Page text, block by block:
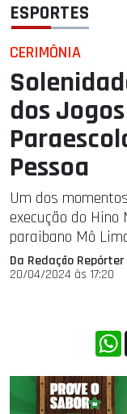
ESPORTES
CERIMÔNIA
dos
Pessoa
Um dos
execução do
paraibano Mô
Da Redação Repórter
20/04/2024 às 17:20